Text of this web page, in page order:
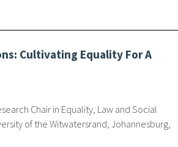
Cultivating Equality For A
Chair in Equality, Law and Social
of the Witwatersrand, Johannesburg,